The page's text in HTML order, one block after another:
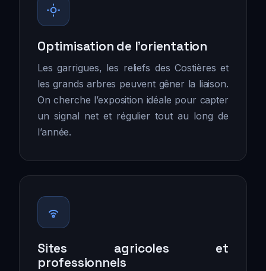
Optimisation de l’orientation
Les garrigues, les reliefs des Costières et
les grands arbres peuvent gêner la liaison.
On cherche l’exposition idéale pour capter
un signal net et régulier tout au long de
l’année.
Sites agricoles et
professionnels